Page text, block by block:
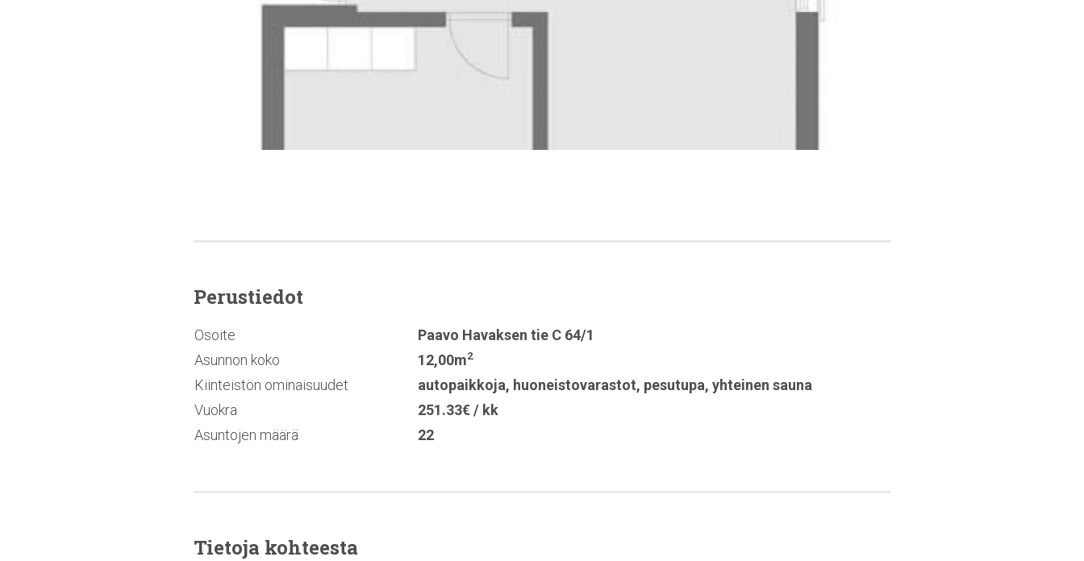
Perustiedot
Osoite
Paavo Havaksen tie C 64/1
Asunnon koko
12,00m2
Kiinteistön ominaisuudet autopaikkoja, huoneistovarastot, pesutupa, yhteinen sauna
Vuokra
251.33€ / kk
Asuntojen määrä
22
Tietoja kohteesta